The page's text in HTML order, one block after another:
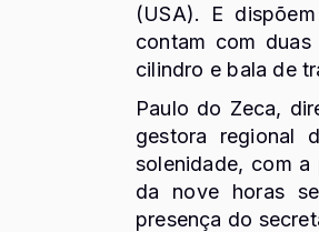
(USA). E
contam com
cilindro e bala de
Paulo do Zeca,
gestora regional
solenidade, com
da nove horas
presença do